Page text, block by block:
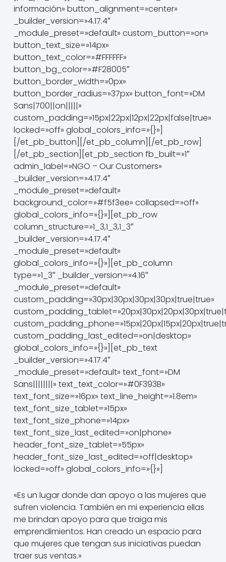
información» button_alignment=»center»
_builder_version=»4.17.4″
_module_preset=»default» custom_button=»on»
button_text_size=»14px»
button_text_color=»#FFFFFF»
button_bg_color=»#F28005″
button_border_width=»0px»
button_border_radius=»37px» button_font=»DM
Sans|700||on|||||»
custom_padding=»15px|22px|12px|22px|false|true»
locked=»off» global_colors_info=»{}»]
[/et_pb_button][/et_pb_column][/et_pb_row]
[/et_pb_section][et_pb_section fb_built=»1″
admin_label=»NGO – Our Customers»
_builder_version=»4.17.4″
_module_preset=»default»
background_color=»#f5f3ee» collapsed=»off»
global_colors_info=»{}»][et_pb_row
column_structure=»1_3,1_3,1_3″
_builder_version=»4.17.4″
_module_preset=»default»
global_colors_info=»{}»][et_pb_column
type=»1_3″ _builder_version=»4.16″
_module_preset=»default»
custom_padding=»30px|30px|30px|30px|true|true»
custom_padding_last_edited=»on|desktop»
global_colors_info=»{}»][et_pb_text
_builder_version=»4.17.4″
_module_preset=»default» text_font=»DM
Sans||||||||» text_text_color=»#0F393B»
text_font_size=»16px» text_line_height=»1.8em»
text_font_size_tablet=»15px»
text_font_size_phone=»14px»
text_font_size_last_edited=»on|phone»
header_font_size_tablet=»55px»
header_font_size_last_edited=»off|desktop»
locked=»off» global_colors_info=»{}»]
«Es un lugar donde dan apoyo a las mujeres que
sufren violencia. También en mi experiencia ellas
me brindan apoyo para que traiga mis
emprendimientos. Han creado un espacio para
que mujeres que tengan sus iniciativas puedan
traer sus ventas.»